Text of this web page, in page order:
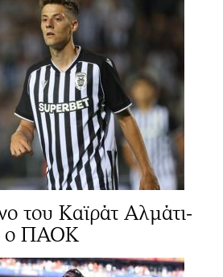
του Καϊράτ Αλμάτι-
ο ΠΑΟΚ